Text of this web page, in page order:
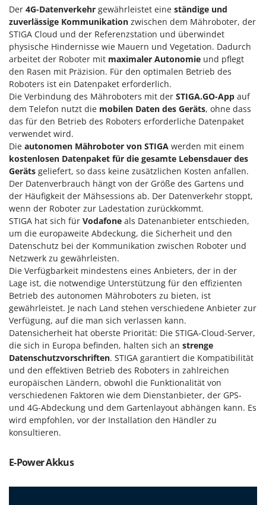
O
Officine Savioli
Oliviero
Olix
OMA
Omas
Ompagrill
Ooni
Oriental Koshin
Outdoorchef
P
Palazzetti
Palumbo Pavi
Partisani
Paterlini
Philips
Pramac
Prismafood
R
R.G.V.
Rato
Reber
Redback
Resto Italia
Ribimex
Ripartrak
Ritter
Der 4G-Datenverkehr gewährleistet eine ständige und
zuverlässige Kommunikation zwischen dem Mähroboter, der
STIGA Cloud und der Referenzstation und überwindet
physische Hindernisse wie Mauern und Vegetation. Dadurch
arbeitet der Roboter mit maximaler Autonomie und pflegt
den Rasen mit Präzision. Für den optimalen Betrieb des
Roboters ist ein Datenpaket erforderlich.
Die Verbindung des Mähroboters mit der STIGA.GO-App auf
dem Telefon nutzt die mobilen Daten des Geräts, ohne dass
das für den Betrieb des Roboters erforderliche Datenpaket
verwendet wird.
Die autonomen Mähroboter von STIGA werden mit einem
kostenlosen Datenpaket für die gesamte Lebensdauer des
Geräts geliefert, so dass keine zusätzlichen Kosten anfallen.
Der Datenverbrauch hängt von der Größe des Gartens und
der Häufigkeit der Mähsessions ab. Der Datenverkehr stoppt,
wenn der Roboter zur Ladestation zurückkommt.
STIGA hat sich für Vodafone als Datenanbieter entschieden,
um die europaweite Abdeckung, die Sicherheit und den
Datenschutz bei der Kommunikation zwischen Roboter und
Netzwerk zu gewährleisten.
Die Verfügbarkeit mindestens eines Anbieters, der in der
Lage ist, die notwendige Unterstützung für den effizienten
Betrieb des autonomen Mähroboters zu bieten, ist
gewährleistet. Je nach Land stehen verschiedene Anbieter zur
Verfügung, auf die man sich verlassen kann.
Datensicherheit hat oberste Priorität: Die STIGA-Cloud-Server,
die sich in Europa befinden, halten sich an strenge
Datenschutzvorschriften. STIGA garantiert die Kompatibilität
und den effektiven Betrieb des Roboters in zahlreichen
europäischen Ländern, obwohl die Funktionalität von
verschiedenen Faktoren wie dem Dienstanbieter, der GPS-
und 4G-Abdeckung und dem Gartenlayout abhängen kann. Es
wird empfohlen, vor der Installation den Händler zu
konsultieren.
E-Power Akkus